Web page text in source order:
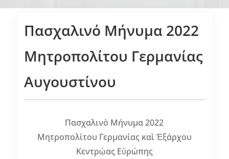
Πασχαλινό Mήνυμα 2022
Μητροπολίτου Γερμανίας
Αυγουστίνου
Πασχαλινὸ Mήνυμα 2022
Mητροπολίτου Γερμανίας καὶ Ἐξάρχου
Kεντρῴας Eὐρώπης